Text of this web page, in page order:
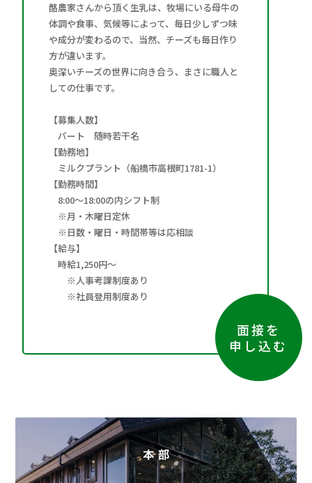
酪農家さんから頂く生乳は、牧場にいる母牛の
体調や食事、気候等によって、毎日少しずつ味
や成分が変わるので、当然、チーズも毎日作り
方が違います。
奥深いチーズの世界に向き合う、まさに職人と
しての仕事です。
【募集人数】
パート 随時若干名
【勤務地】
ミルクプラント（船橋市高根町1781-1）
【勤務時間】
8:00～18:00の内シフト制
※月・木曜日定休
※日数・曜日・時間帯等は応相談
【給与】
時給1,250円～
※人事考課制度あり
※社員登用制度あり
面接を
申し込む